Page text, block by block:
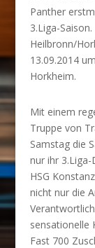
Panther
3.Liga-
Heilbronn/
13.09.2014
Horkheim.
Mit einem
Truppe von
Samstag die
nur ihr
HSG
nicht nur die
sensationelle
Fast 700